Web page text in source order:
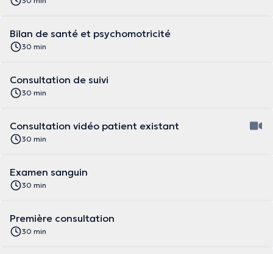
Bilan de santé et psychomotricité
30 min
Consultation de suivi
30 min
Consultation vidéo patient existant
30 min
Examen sanguin
30 min
Première consultation
30 min